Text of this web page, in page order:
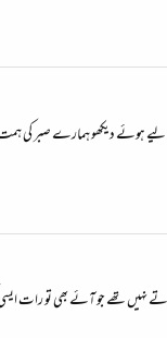
لیے ہوئے دیکھو ہمارے صبر
نہیں تھے جو آئے بھی تو رات